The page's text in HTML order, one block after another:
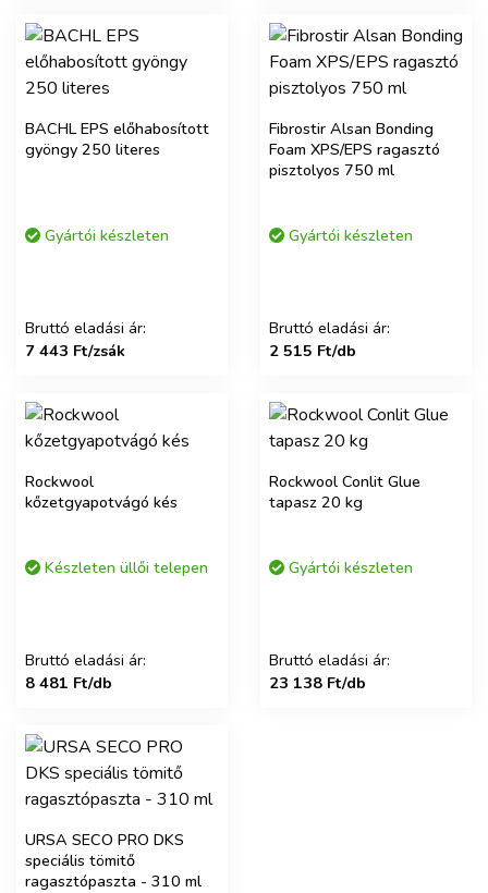
BACHL EPS előhabosított
gyöngy 250 literes
Gyártói készleten
Bruttó eladási ár:
7 443 Ft/zsák
Fibrostir Alsan Bonding
Foam XPS/EPS ragasztó
pisztolyos 750 ml
Gyártói készleten
Bruttó eladási ár:
2 515 Ft/db
Rockwool
kőzetgyapotvágó kés
Készleten üllői telepen
Bruttó eladási ár:
8 481 Ft/db
Rockwool Conlit Glue
tapasz 20 kg
Gyártói készleten
Bruttó eladási ár:
23 138 Ft/db
URSA SECO PRO DKS
speciális tömitő
ragasztópaszta - 310 ml